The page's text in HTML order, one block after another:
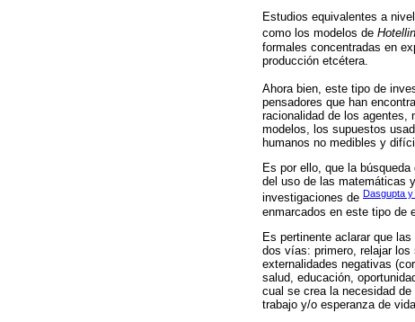
Estudios equivalentes a
como los modelos de
formales concentradas en
producción etcétera.
Ahora bien, este tipo de
pensadores que han
racionalidad de los agentes,
modelos, los supuestos
humanos no medibles y
Es por ello, que la
del uso de las matemáticas
investigaciones de Dasgupta
enmarcados en este tipo de
Es pertinente aclarar que
dos vías: primero, relajar
externalidades negativas
salud, educación,
cual se crea la necesidad
trabajo y/o esperanza de